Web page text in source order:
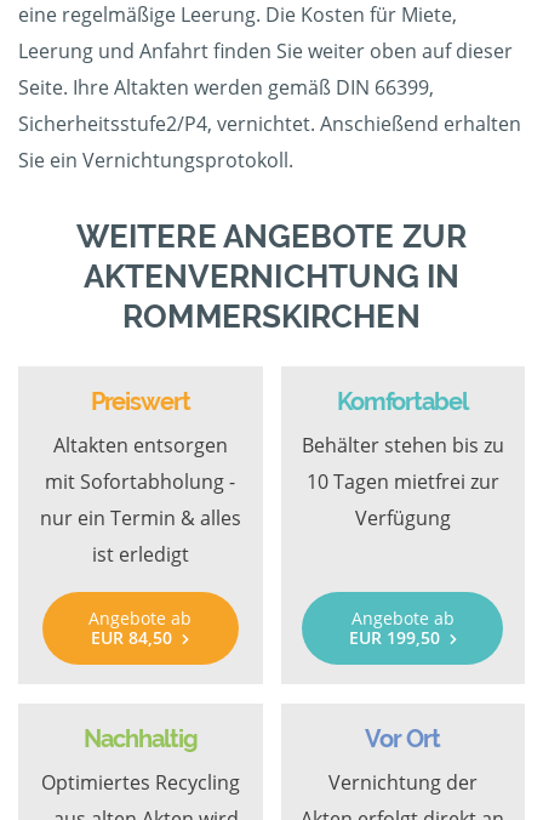
eine regelmäßige Leerung. Die Kosten für Miete,
Leerung und Anfahrt finden Sie weiter oben auf dieser
Seite. Ihre Altakten werden gemäß DIN 66399,
Sicherheitsstufe2/P4, vernichtet. Anschießend erhalten
Sie ein Vernichtungsprotokoll.
WEITERE ANGEBOTE ZUR
AKTENVERNICHTUNG IN
ROMMERSKIRCHEN
Preiswert
Altakten entsorgen
mit Sofortabholung -
nur ein Termin & alles
ist erledigt
Angebote ab
EUR 84,50
Komfortabel
Behälter stehen bis zu
10 Tagen mietfrei zur
Verfügung
Angebote ab
EUR 199,50
Nachhaltig
Optimiertes Recycling
Vor Ort
Vernichtung der